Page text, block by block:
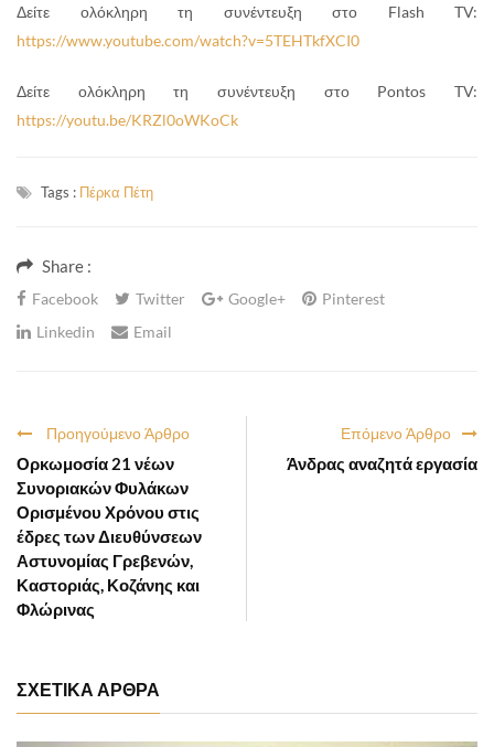
Δείτε ολόκληρη τη συνέντευξη στο Flash TV:
https://www.youtube.com/watch?v=5TEHTkfXCI0
Δείτε ολόκληρη τη συνέντευξη στο Pontos TV:
https://youtu.be/KRZl0oWKoCk
Tags : Πέρκα Πέτη
Share :
Facebook Twitter Google+
Pinterest
Linkedin
Email
Επόμενο Άρθρο
Άνδρας αναζητά εργασία
Προηγούμενο Άρθρο
Ορκωμοσία 21 νέων
Συνοριακών Φυλάκων
Ορισμένου Χρόνου στις
έδρες των Διευθύνσεων
Αστυνομίας Γρεβενών,
Καστοριάς, Κοζάνης και
Φλώρινας
ΣΧΕΤΙΚΑ ΑΡΘΡΑ